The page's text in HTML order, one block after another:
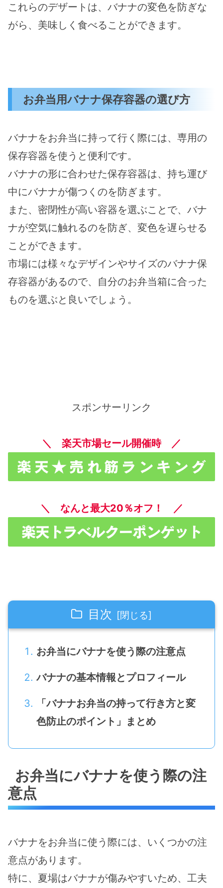
これらのデザートは、バナナの変色を防ぎな
がら、美味しく食べることができます。
お弁当用バナナ保存容器の選び方
バナナをお弁当に持って行く際には、専用の
保存容器を使うと便利です。
バナナの形に合わせた保存容器は、持ち運び
中にバナナが傷つくのを防ぎます。
また、密閉性が高い容器を選ぶことで、バナ
ナが空気に触れるのを防ぎ、変色を遅らせる
ことができます。
市場には様々なデザインやサイズのバナナ保
存容器があるので、自分のお弁当箱に合った
ものを選ぶと良いでしょう。
スポンサーリンク
＼ 楽天市場セール開催時 ／
＼ なんと最大20％オフ！ ／
目次
お弁当にバナナを使う際の注意点
バナナの基本情報とプロフィール
「バナナお弁当の持って行き方と変
色防止のポイント」まとめ
お弁当にバナナを使う際の注
意点
バナナをお弁当に使う際には、いくつかの注
意点があります。
特に、夏場はバナナが傷みやすいため、工夫